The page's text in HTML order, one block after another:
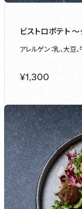
ビストロポテト
アレルゲン：乳、大
¥1,300